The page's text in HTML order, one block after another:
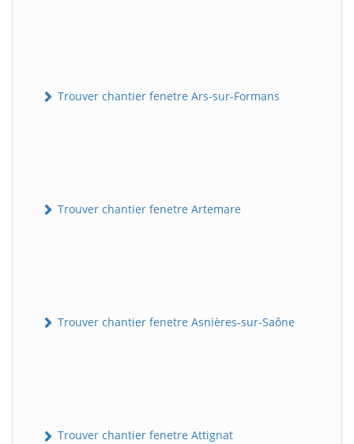
Trouver chantier fenetre Ars-sur-Formans
Trouver chantier fenetre Artemare
Trouver chantier fenetre Asnières-sur-Saône
Trouver chantier fenetre Attignat